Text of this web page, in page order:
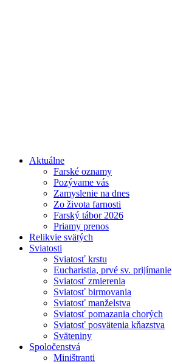
Aktuálne
Farské oznamy
Pozývame vás
Zamyslenie na dnes
Zo života farnosti
Farský tábor 2026
Priamy prenos
Relikvie svätých
Sviatosti
Sviatosť krstu
Eucharistia, prvé sv. prijímanie
Sviatosť zmierenia
Sviatosť birmovania
Sviatosť manželstva
Sviatosť pomazania chorých
Sviatosť posvätenia kňazstva
Sväteniny
Spoločenstvá
Miništranti